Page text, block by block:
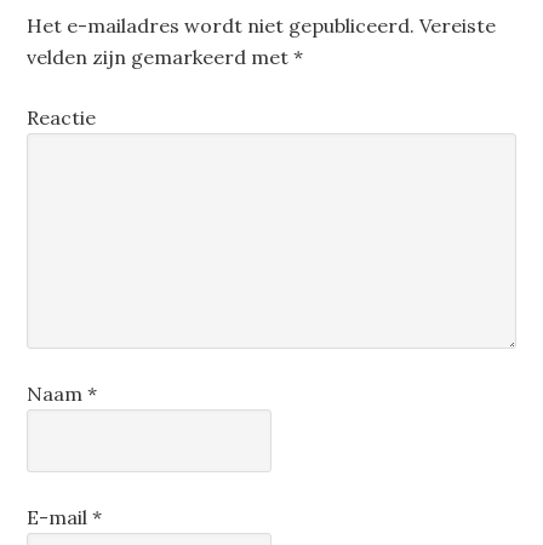
Het e-mailadres wordt niet gepubliceerd. Vereiste
velden zijn gemarkeerd met*
Reactie
Naam*
E-mail*